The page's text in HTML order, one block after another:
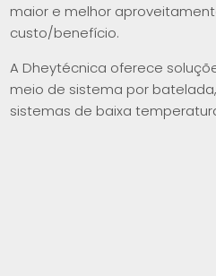
maior e melhor
custo/benefício.
A Dheytécnica oferece
meio de sistema por
sistemas de baixa